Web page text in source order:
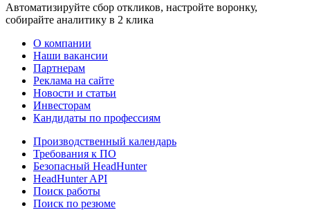
Автоматизируйте сбор откликов, настройте воронку,
собирайте аналитику в 2 клика
О компании
Наши вакансии
Партнерам
Реклама на сайте
Новости и статьи
Инвесторам
Кандидаты по профессиям
Производственный календарь
Требования к ПО
Безопасный HeadHunter
HeadHunter API
Поиск работы
Поиск по резюме